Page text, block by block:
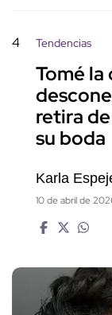
4 Tendencias
Tomé la
retira
su boda
Karla
10 de abril de